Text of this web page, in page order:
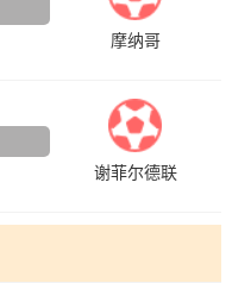
摩纳哥
谢菲尔德联